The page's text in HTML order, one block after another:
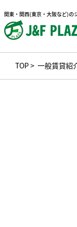
関東・関西(東京・大阪など)の
TOP> 一般賃貸紹